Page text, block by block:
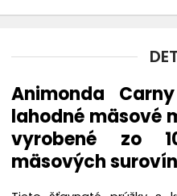
Animonda
lahodné mäsové
vyrobené zo
mäsových